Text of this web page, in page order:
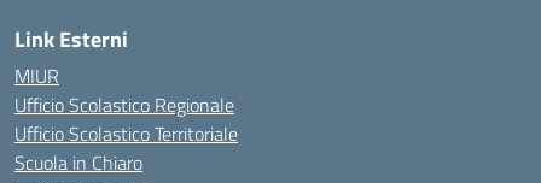
Link Esterni
MIUR
Ufficio Scolastico Regionale
Ufficio Scolastico Territoriale
Scuola in Chiaro